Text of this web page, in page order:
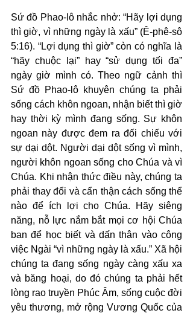
Sứ đồ Phao-lô nhắc nhở: “Hãy lợi dụng
thì giờ, vì những ngày là xấu” (Ê-phê-sô
5:16). “Lợi dụng thì giờ” còn có nghĩa là
“hãy chuộc lại” hay “sử dụng tối đa”
ngày giờ mình có. Theo ngữ cảnh thì
Sứ đồ Phao-lô khuyên chúng ta phải
sống cách khôn ngoan, nhận biết thì giờ
hay thời kỳ mình đang sống. Sự khôn
ngoan này được đem ra đối chiếu với
sự dại dột. Người dại dột sống vì mình,
người khôn ngoan sống cho Chúa và vì
Chúa. Khi nhận thức điều này, chúng ta
phải thay đổi và cẩn thận cách sống thể
nào để ích lợi cho Chúa. Hãy siêng
năng, nỗ lực nắm bắt mọi cơ hội Chúa
ban để học biết và dấn thân vào công
việc Ngài “vì những ngày là xấu.” Xã hội
chúng ta đang sống ngày càng xấu xa
và băng hoại, do đó chúng ta phải hết
lòng rao truyền Phúc Âm, sống cuộc đời
yêu thương, mở rộng Vương Quốc của